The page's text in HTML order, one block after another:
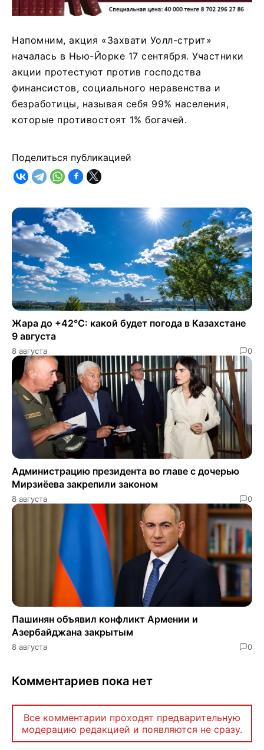
Напомним, акция «Захвати Уолл-стрит»
началась в Нью-Йорке 17 сентября. Участники
акции протестуют против господства
финансистов, социального неравенства и
безработицы, называя себя 99% населения,
которые противостоят 1% богачей.
Поделиться публикацией
Жара до +42°C: какой будет погода в Казахстане
9 августа
8 августа 0
Администрацию президента во главе с дочерью
Мирзиёева закрепили законом
8 августа 0
Пашинян объявил конфликт Армении и
Азербайджана закрытым
8 августа 0
Комментариев пока нет
Все комментарии проходят предварительную
модерацию редакцией и появляются не сразу.